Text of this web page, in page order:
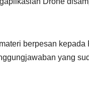
berpesan kepada
yang